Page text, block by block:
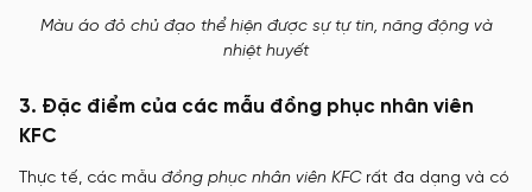
Màu áo đỏ chủ đạo thể hiện được sự tự tin, năng động và
nhiệt huyết
3. Đặc điểm của các mẫu đồng phục nhân viên
KFC
Thực tế, các mẫu đồng phục nhân viên KFC rất đa dạng và có